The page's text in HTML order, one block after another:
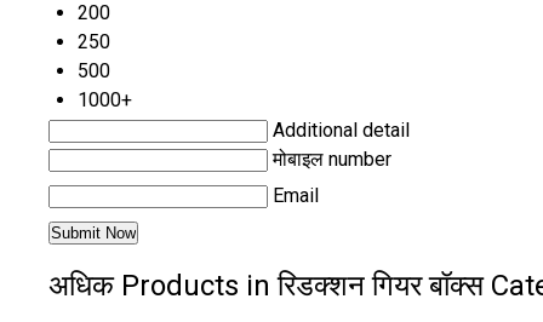
200
250
500
1000+
Additional detail
मोबाइल number
Email
अधिक Products in रिडक्शन गियर बॉक्स